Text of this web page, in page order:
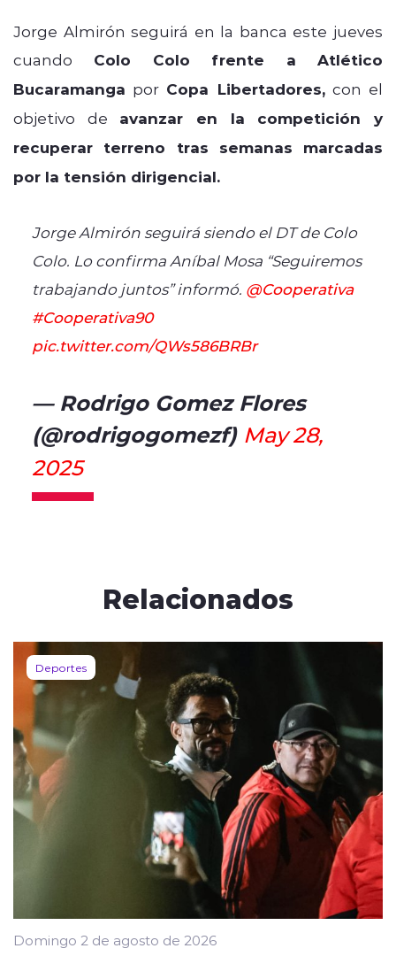
Jorge Almirón seguirá en la banca este jueves
cuando Colo Colo frente a Atlético
Bucaramanga por Copa Libertadores,con el
objetivo de avanzar en la competición y
recuperar terreno tras semanas marcadas
por la tensión dirigencial.
Jorge Almirón seguirá siendo el DT de Colo
Colo. Lo confirma Aníbal Mosa “Seguiremos
trabajando juntos” informó. @Cooperativa
#Cooperativa90
pic.twitter.com/QWs586BRBr
— Rodrigo Gomez Flores
(@rodrigogomezf) May 28,
2025
Relacionados
Deportes
Domingo 2 de agosto de 2026